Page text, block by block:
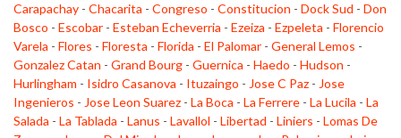
Carapachay - Chacarita - Congreso - Constitucion - Dock Sud - Don
Bosco - Escobar - Esteban Echeverria - Ezeiza - Ezpeleta - Florencio
Varela - Flores - Floresta - Florida - El Palomar - General Lemos -
Gonzalez Catan - Grand Bourg - Guernica - Haedo - Hudson -
Hurlingham - Isidro Casanova - Ituzaingo - Jose C Paz - Jose
Ingenieros - Jose Leon Suarez - La Boca - La Ferrere - La Lucila - La
Salada - La Tablada - Lanus - Lavallol - Libertad - Liniers - Lomas De